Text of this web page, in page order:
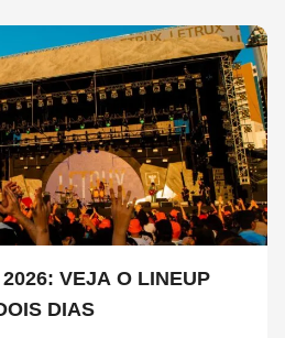
VEJA O LINEUP
DIAS